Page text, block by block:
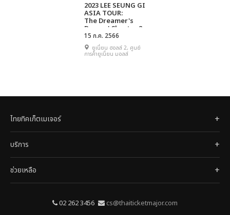
2023 LEE SEUNG GI
ASIA TOUR:
The Dreamer's
Dream ' Chapter 2
in Bangkok
15 ก.ค. 2566
ยูเนี่ยน ฮอลล์ 2, ศูนย์
การค้ายูเนี่ยน มอลล์
ไทยทิคเก็ตเมเจอร์
บริการ
ช่วยเหลือ
02 262 3456 cs@thaiticketmajor.com